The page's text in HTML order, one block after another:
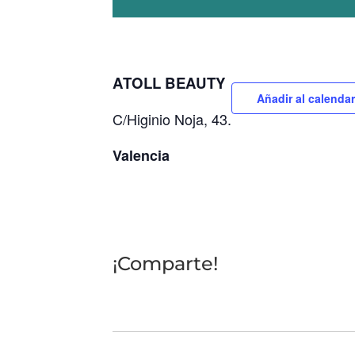
ATOLL BEAUTY
C/Higinio Noja, 43.
Valencia
Añadir al
¡Comparte!